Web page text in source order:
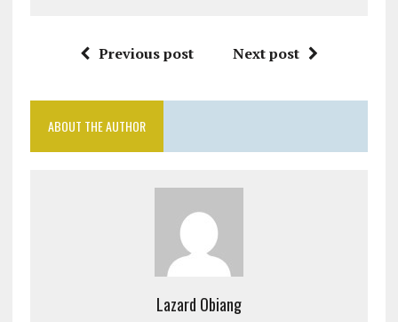
Previous post Next post
ABOUT THE AUTHOR
Lazard Obiang